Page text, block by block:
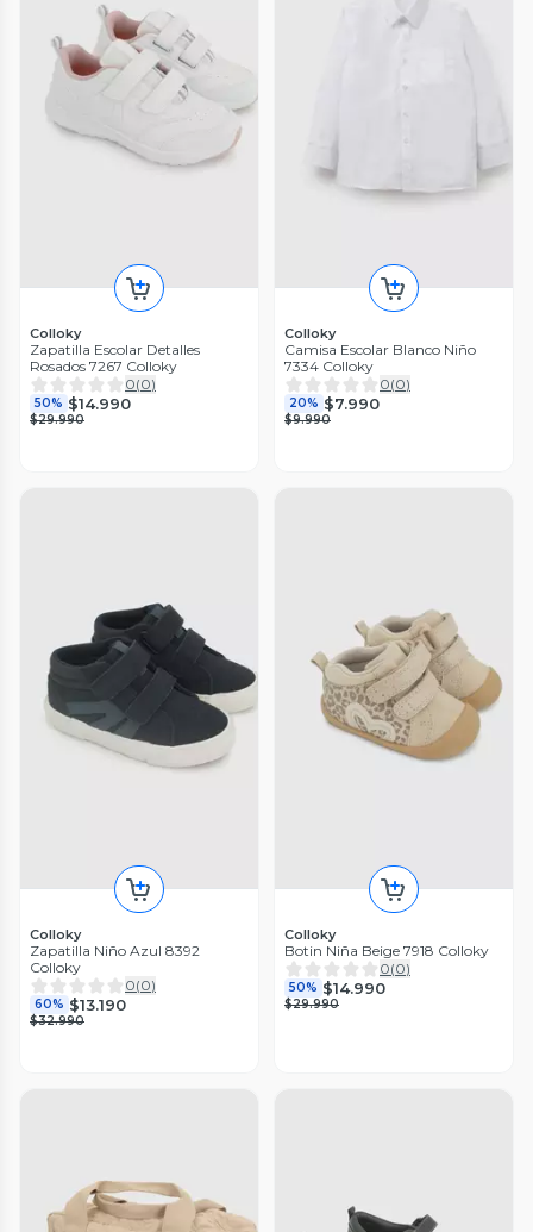
Colloky
Zapatilla Escolar Detalles
Rosados 7267 Colloky
0(0)
50% $14.990
$29.990
Colloky
Camisa Escolar Blanco Niño
7334 Colloky
0(0)
20% $7.990
$9.990
Colloky
Zapatilla Niño Azul 8392
Colloky
0(0)
60% $13.190
$32.990
Colloky
Botin Niña Beige 7918 Colloky
0(0)
50% $14.990
$29.990